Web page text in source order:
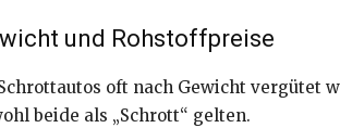
und Rohstoffpreise
oft nach Gewicht vergütet
beide als „Schrott“ gelten.